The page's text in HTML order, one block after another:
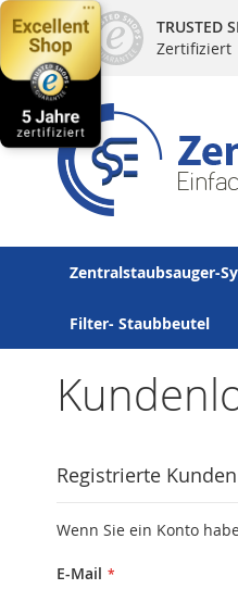
Direkt
zum
Inhalt
TRUSTED
Zertifiziert
Zentralstaubsauger-
Filter- Staubbeutel
Registrierte Kunden
Wenn Sie ein Konto
E-Mail